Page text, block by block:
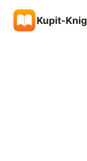
содержимому
Kupit-